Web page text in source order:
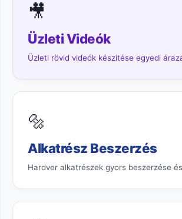
🎥
Üzleti Videók
Üzleti rövid videók készítése egyedi
🔩
Alkatrész Beszerzés
Hardver alkatrészek gyors beszerzése